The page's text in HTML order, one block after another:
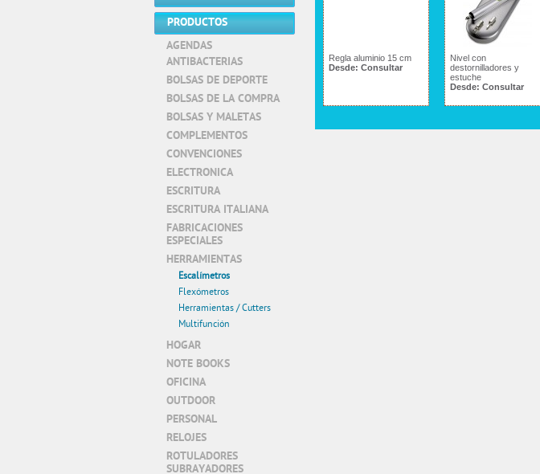
Regla aluminio 15 cm
Desde: Consultar
Nivel con
destornilladores y
estuche
Desde: Consultar
PRODUCTOS
AGENDAS
ANTIBACTERIAS
BOLSAS DE DEPORTE
BOLSAS DE LA COMPRA
BOLSAS Y MALETAS
COMPLEMENTOS
CONVENCIONES
ELECTRONICA
ESCRITURA
ESCRITURA ITALIANA
FABRICACIONES
ESPECIALES
HERRAMIENTAS
Escalímetros
Flexómetros
Herramientas / Cutters
Multifunción
HOGAR
NOTE BOOKS
OFICINA
OUTDOOR
PERSONAL
RELOJES
ROTULADORES
SUBRAYADORES